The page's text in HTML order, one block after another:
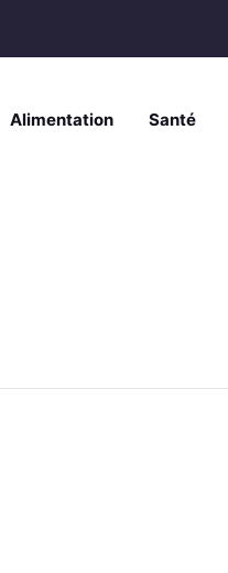
Alimentation Santé